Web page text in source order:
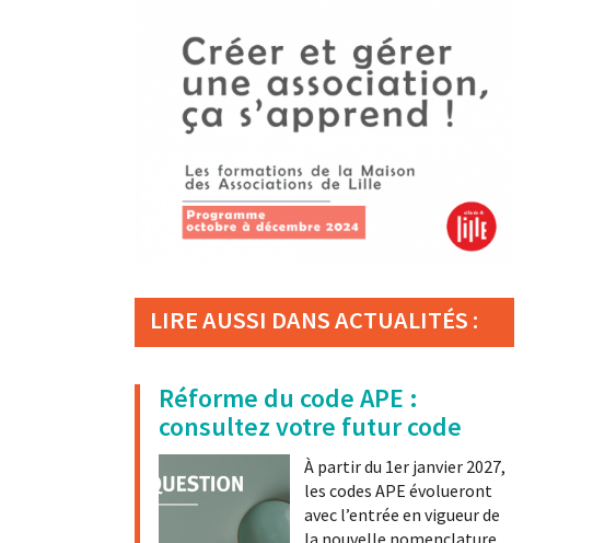
LIRE AUSSI DANS ACTUALITÉS :
Réforme du code APE :
consultez votre futur code
À partir du 1er janvier 2027,
les codes APE évolueront
avec l’entrée en vigueur de